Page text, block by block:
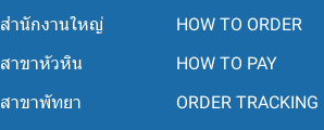
สำนักงานใหญ่
สาขาหัวหิน
สาขาพัทยา
HOW TO ORDER
HOW TO PAY
ORDER TRACKING